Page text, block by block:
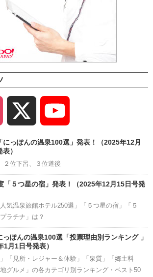
Instagram
Channel
にっぽんの温泉100選」発表！（2025年12月
）
２位下呂、３位道後
「５つ星の宿」発表！（2025年12月15日号発
気温泉旅館ホテル250選」「５つ星の宿」「５
ラチナ」は？
っぽんの温泉100選「投票理由別ランキング 」
1月1日号発表）
」「見所・レジャー＆体験」「泉質」「郷土料
グルメ」の各カテゴリ別ランキング・ベスト50